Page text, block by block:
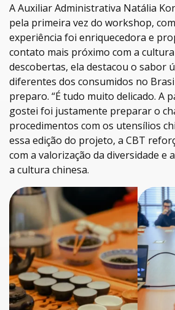
A Auxiliar Administrativa Natália
pela primeira vez do workshop,
experiência foi enriquecedora e
contato mais próximo com a
descobertas, ela destacou o sabor
diferentes dos consumidos no
preparo. “É tudo muito delicado. A
gostei foi justamente preparar o
procedimentos com os utensílios
essa edição do projeto, a CBT
com a valorização da diversidade e
a cultura chinesa.